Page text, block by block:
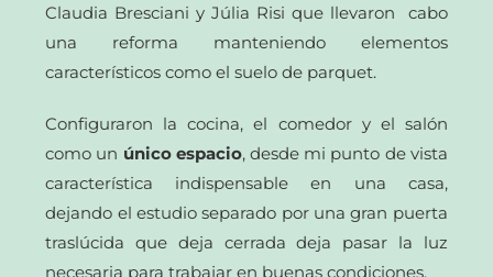
Claudia Bresciani y Júlia Risi que llevaron cabo
una reforma manteniendo elementos
característicos como el suelo de parquet.
Configuraron la cocina, el comedor y el salón
como un único espacio, desde mi punto de vista
característica indispensable en una casa,
dejando el estudio separado por una gran puerta
traslúcida que deja cerrada deja pasar la luz
necesaria para trabajar en buenas condiciones.